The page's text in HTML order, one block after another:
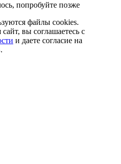
попробуйте позже
файлы cookies.
вы соглашаетесь с
и даете согласие на